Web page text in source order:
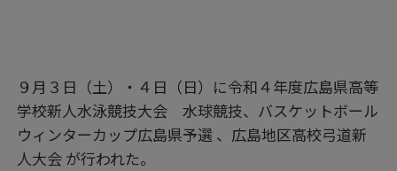
９月３日（土）・４日（日）に令和４年度広島県高等
学校新人水泳競技大会 水球競技、バスケットボール
ウィンターカップ広島県予選 、広島地区高校弓道新
人大会 が行われた。